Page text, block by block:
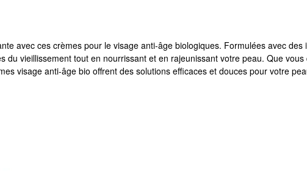
avec ces crèmes pour le visage anti-âge biologiques. Formulées avec
du vieillissement tout en nourrissant et en rajeunissant votre peau. Que
visage anti-âge bio offrent des solutions efficaces et douces pour votre